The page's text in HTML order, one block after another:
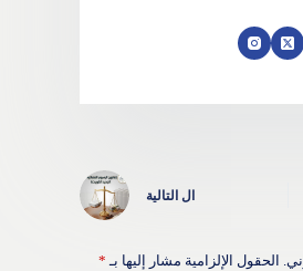
ال التالية
الحقول الإلزامية مشار إليها بـ *